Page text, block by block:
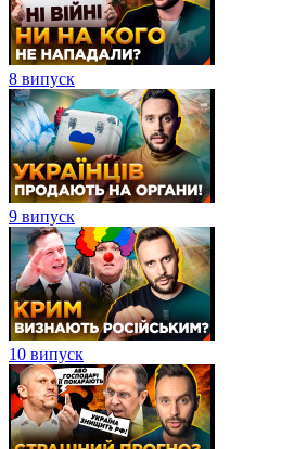
8 випуск
9 випуск
10 випуск